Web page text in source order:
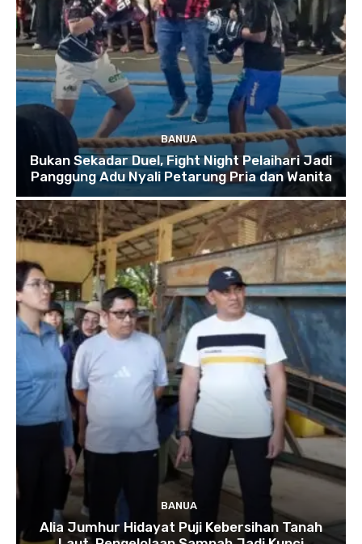
BANUA
Bukan Sekadar Duel, Fight Night Pelaihari Jadi
Panggung Adu Nyali Petarung Pria dan Wanita
BANUA
Alia Jumhur Hidayat Puji Kebersihan Tanah